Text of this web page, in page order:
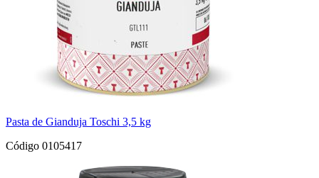
Pasta de Gianduja Toschi 3,5 kg
Código 0105417